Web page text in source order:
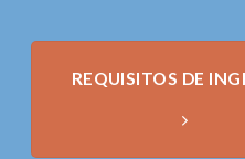
REQUISITOS DE